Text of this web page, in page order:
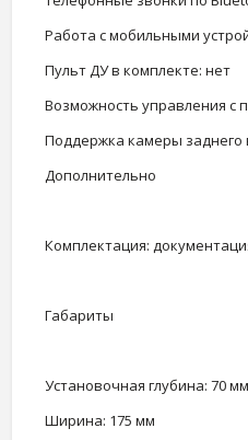
Работа с мобильными
Пульт ДУ в комплекте: нет
Возможность управления с
Поддержка камеры заднего
Дополнительно
Комплектация:
Габариты
Установочная глубина: 70 мм
Ширина: 175 мм